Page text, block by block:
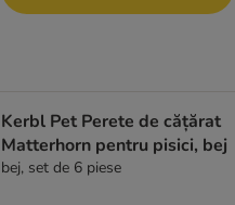
Kerbl Pet Perete de cățărat
Matterhorn pentru pisici, bej
bej, set de 6 piese